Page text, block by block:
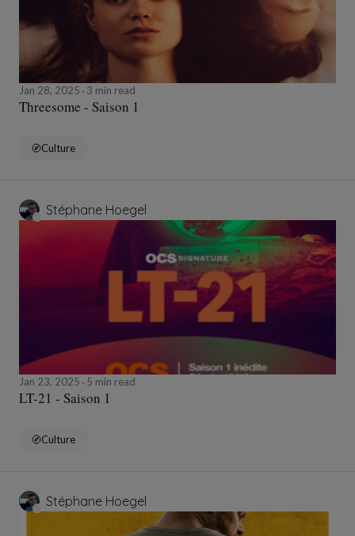
Jan 28, 2025 3 min read
Threesome - Saison 1
Culture
Stéphane Hoegel
Jan 23, 2025 5 min read
LT-21 - Saison 1
Culture
Stéphane Hoegel